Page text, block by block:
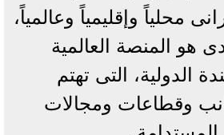
محلياً وإقليمياً وعالمياً،
هو المنصة العالمية
الدولية، التى تهتم
وقطاعات ومجالات